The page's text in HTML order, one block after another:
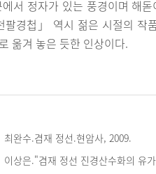
서 정자가 있는 풍경이며 해
경첩」 역시 젊은 시절의 작
옮겨 놓은 듯한 인상이다.
최완수.겸재 정선.현암사, 2009.
이상은."겸재 정선 진경산수화의 유